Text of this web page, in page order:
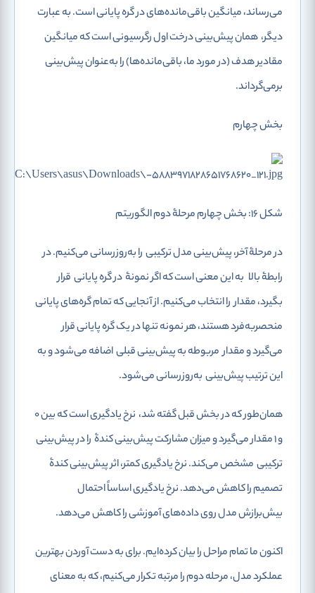
می‌رساند، میانگین باقی‌مانده‌هایدر گره پایانیاست. به عبارت
دیگر، همان پیش‌بینی درخت‌ اول رگرسیونی است که میانگین
مقادیر هدف (در مورد ما، باقی‌مانده‌ها) را به‌عنوان پیش‌بینی
برمی‌گرداند.
بخش چهارم
شکل 16: بخش چهارم مرحلۀ دوم الگوریتم
در مرحلۀ آخر، پیش‌بینی مدل ترکیبی را به‌روزرسانی می‌کنیم. در
رابطۀ بالا به این معنی است که اگر نمونۀ در گره پایانی قرار
بگیرد، مقداررا انتخاب می‌کنیم. از آنجایی که تمام گره‌های پایانی
منحصربه‌فرد هستند، هر نمونه تنها در یک گره پایانی قرار
می‌گیرد و مقدارمربوطه به پیش‌بینی قبلیاضافه می‌شود و به
این ترتیب پیش‌بینی به‌روزرسانی می‌شود.
همان‌طور که در بخش قبل گفته شد،
نرخ یادگیری است که بین 0
و 1 مقدار می‌گیرد و میزان مشارکت پیش‌بینی کندۀ
را در پیش‌بینی
ترکیبی مشخص می‌کند. نرخ یادگیری کمتر، اثر پیش‌بینی کندۀ
تصمیم را کاهش می‌دهد. نرخ یادگیری اساساً احتمال
بیش‌برازش مدل روی داده‌های آموزشی را کاهش می‌دهد.
اکنون ما تمام مراحل را بیان کرده‌ایم. برای به دست آوردن بهترین
عملکرد مدل، مرحله دوم رامرتبه تکرار می‌کنیم، که به معنای